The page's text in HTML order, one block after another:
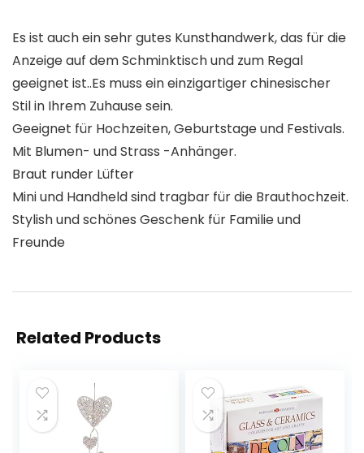
Es ist auch ein sehr gutes Kunsthandwerk, das für die
Anzeige auf dem Schminktisch und zum Regal
geeignet ist..Es muss ein einzigartiger chinesischer
Stil in Ihrem Zuhause sein.
Geeignet für Hochzeiten, Geburtstage und Festivals.
Mit Blumen- und Strass -Anhänger.
Braut runder Lüfter
Mini und Handheld sind tragbar für die Brauthochzeit.
Stylish und schönes Geschenk für Familie und
Freunde
Related Products